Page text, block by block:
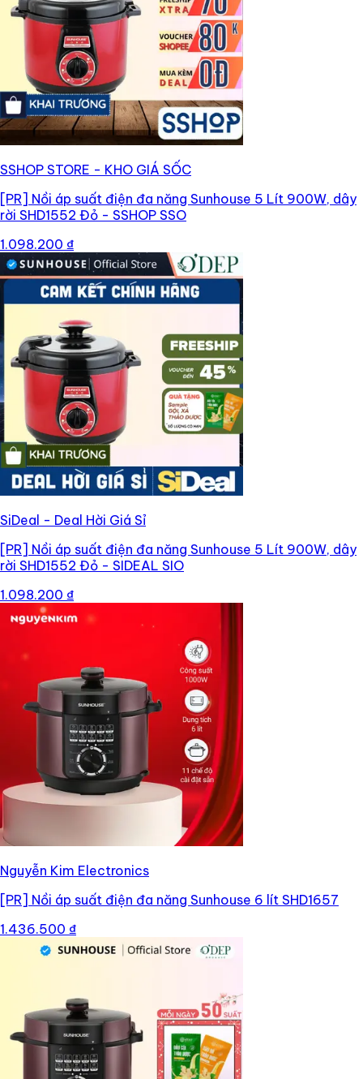
SSHOP STORE - KHO GIÁ SỐC
[PR] Nồi áp suất điện đa năng Sunhouse 5 Lít 900W, dây
rời SHD1552 Đỏ - SSHOP SSO
1.098.200 ₫
SiDeal - Deal Hời Giá Sỉ
[PR] Nồi áp suất điện đa năng Sunhouse 5 Lít 900W, dây
rời SHD1552 Đỏ - SIDEAL SIO
1.098.200 ₫
Nguyễn Kim Electronics
[PR] Nồi áp suất điện đa năng Sunhouse 6 lít SHD1657
1.436.500 ₫